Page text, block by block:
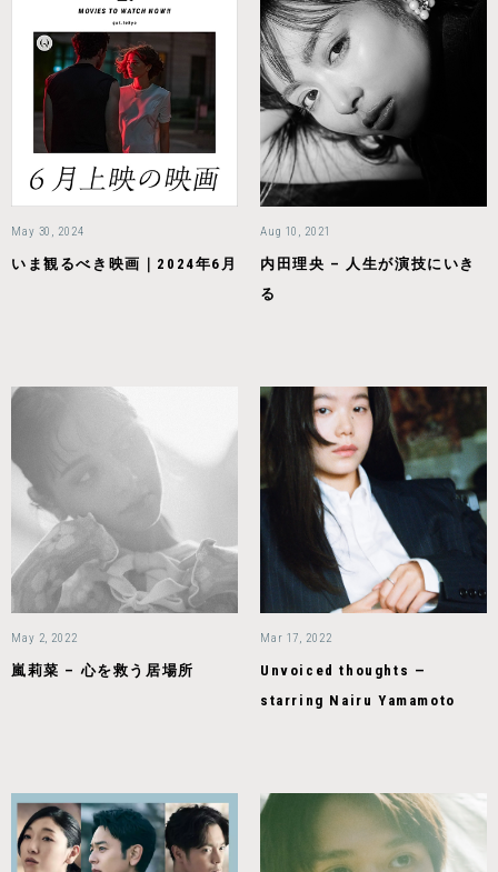
May 30, 2024
いま観るべき映画｜2024年6月
Aug 10, 2021
内田理央 – 人生が演技にいき
る
May 2, 2022
嵐莉菜 – 心を救う居場所
Mar 17, 2022
Unvoiced thoughts —
starring Nairu Yamamoto